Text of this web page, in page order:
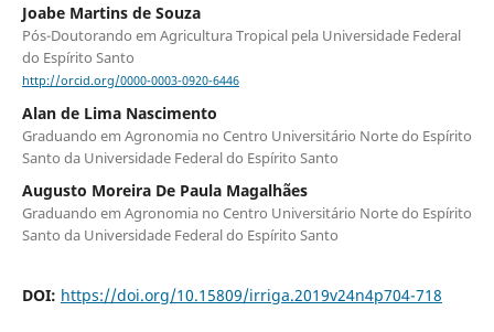
Joabe Martins de Souza
Pós-Doutorando em Agricultura Tropical pela Universidade Federal
do Espírito Santo
http://orcid.org/0000-0003-0920-6446
Alan de Lima Nascimento
Graduando em Agronomia no Centro Universitário Norte do Espírito
Santo da Universidade Federal do Espírito Santo
Augusto Moreira De Paula Magalhães
Graduando em Agronomia no Centro Universitário Norte do Espírito
Santo da Universidade Federal do Espírito Santo
DOI: https://doi.org/10.15809/irriga.2019v24n4p704-718